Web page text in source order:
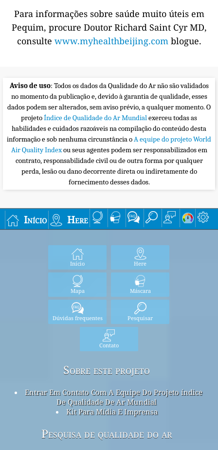
Para informações sobre saúde muito úteis em
Pequim, procure Doutor Richard Saint Cyr MD,
consulte www.myhealthbeijing.com blogue.
Aviso de uso: Todos os dados da Qualidade do Ar não são validados
no momento da publicação e, devido à garantia de qualidade, esses
dados podem ser alterados, sem aviso prévio, a qualquer momento. O
projetoÍndice de Qualidade do Ar Mundialexerceu todas as
habilidades e cuidados razoáveis na compilação do conteúdo desta
informação e sob nenhuma circunstância oA equipe do projeto World
Air Quality Indexou seus agentes podem ser responsabilizados em
contrato, responsabilidade civil ou de outra forma por qualquer
perda, lesão ou dano decorrente direta ou indiretamente do
fornecimento desses dados.
Início Here
Início Here
Mapa Máscara
Dúvidas frequentes Pesquisar
Contato
Sobre este projeto
Entrar Em Contato Com A Equipe Do Projeto índice
De Qualidade De Ar Mundial
Kit Para Mídia E Imprensa
Pesquisa de qualidade do ar